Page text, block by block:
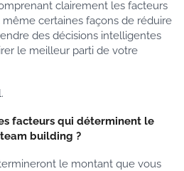
clairement les facteurs
certaines façons de réduire
des décisions intelligentes
le meilleur parti de votre
facteurs qui déterminent le
building ?
le montant que vous